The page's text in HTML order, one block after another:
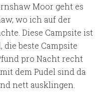
Moor geht es
wo ich auf der
Diese Campsite ist
beste Campsite
pro Nacht recht
dem Pudel sind da
nett ausklingen.